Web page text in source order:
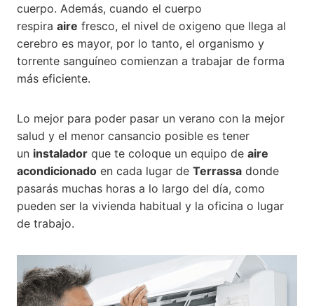
cuerpo. Además, cuando el cuerpo
respira aire fresco, el nivel de oxigeno que llega al
cerebro es mayor, por lo tanto, el organismo y
torrente sanguíneo comienzan a trabajar de forma
más eficiente.
Lo mejor para poder pasar un verano con la mejor
salud y el menor cansancio posible es tener
un instalador que te coloque un equipo de aire
acondicionado en cada lugar de Terrassa donde
pasarás muchas horas a lo largo del día, como
pueden ser la vivienda habitual y la oficina o lugar
de trabajo.